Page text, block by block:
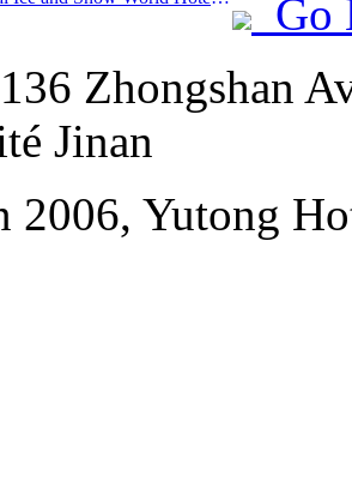
Go
Zhongshan
Jinan
2006, Yutong